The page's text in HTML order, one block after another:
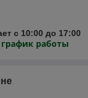
с 10:00 до 17:00
график работы